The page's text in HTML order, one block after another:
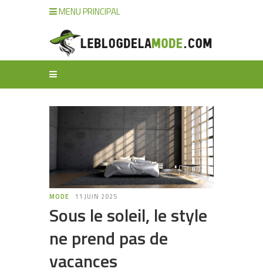
MENU PRINCIPAL
MODE 11 JUIN 2025
Sous le soleil, le style
ne prend pas de
vacances